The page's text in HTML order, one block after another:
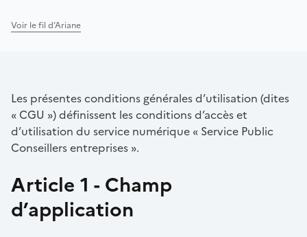
Voir le fil d’Ariane
Les présentes conditions générales d’utilisation (dites
« CGU ») définissent les conditions d’accès et
d’utilisation du service numérique « Service Public
Conseillers entreprises ».
Article 1 - Champ
d’application